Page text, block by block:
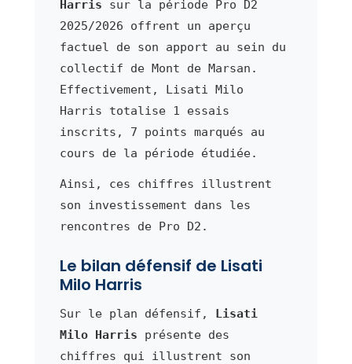
Harris sur la période Pro D2
2025/2026 offrent un aperçu
factuel de son apport au sein du
collectif de Mont de Marsan.
Effectivement, Lisati Milo
Harris totalise 1 essais
inscrits, 7 points marqués au
cours de la période étudiée.
Ainsi, ces chiffres illustrent
son investissement dans les
rencontres de Pro D2.
Le bilan défensif de Lisati
Milo Harris
Sur le plan défensif, Lisati
Milo Harris présente des
chiffres qui illustrent son